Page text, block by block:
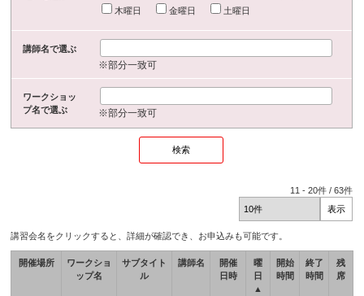
木曜日
金曜日 土曜日
講師名で選ぶ
※部分一致可
ワークショッ
プ名で選ぶ
※部分一致可
11 -20件 /63件
講習会名をクリックすると、詳細が確認でき、お申込みも可能です。
開催場所
ワークショ
ップ名
サブタイト
ル
講師名
開催
日時
曜
日
▲
開始
時間
終了
時間
残
席